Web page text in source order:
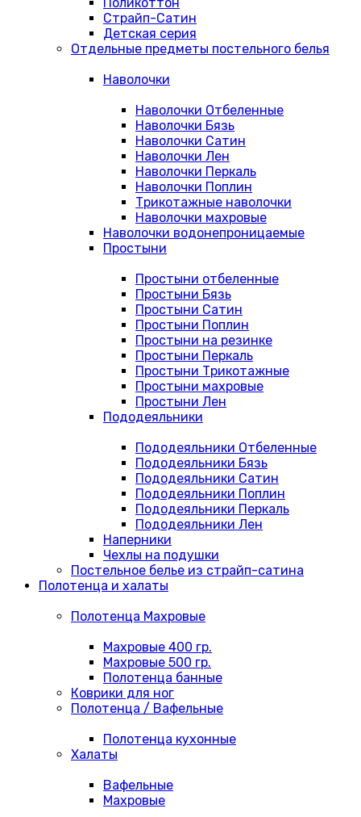
Страйп-Сатин
Детская серия
Отдельные предметы постельного белья
Наволочки
Наволочки Отбеленные
Наволочки Бязь
Наволочки Сатин
Наволочки Лен
Наволочки Перкаль
Наволочки Поплин
Трикотажные наволочки
Наволочки махровые
Наволочки водонепроницаемые
Простыни
Простыни отбеленные
Простыни Бязь
Простыни Сатин
Простыни Поплин
Простыни на резинке
Простыни Перкаль
Простыни Трикотажные
Простыни махровые
Простыни Лен
Пододеяльники
Пододеяльники Отбеленные
Пододеяльники Бязь
Пододеяльники Сатин
Пододеяльники Поплин
Пододеяльники Перкаль
Пододеяльники Лен
Наперники
Чехлы на подушки
Постельное белье из страйп-сатина
Полотенца и халаты
Полотенца Махровые
Махровые 400 гр.
Махровые 500 гр.
Полотенца банные
Коврики для ног
Полотенца / Вафельные
Полотенца кухонные
Халаты
Вафельные
Махровые